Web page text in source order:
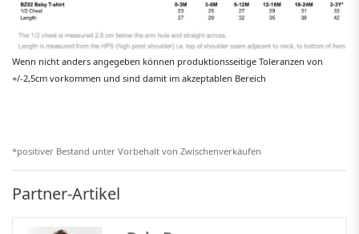
Wenn nicht anders angegeben können produktionsseitige Toleranzen von
+/-2,5cm vorkommen und sind damit im akzeptablen Bereich
*positiver Bestand unter Vorbehalt von Zwischenverkäufen
Partner-Artikel